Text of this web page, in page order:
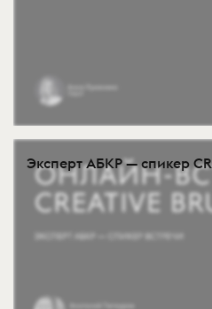
Эксперт АБКР — спикер